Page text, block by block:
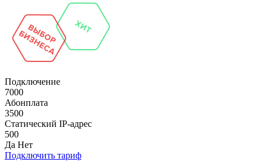
Подключение
7000
Абонплата
3500
Статический IP-адрес
500
Да Нет
Подключить тариф